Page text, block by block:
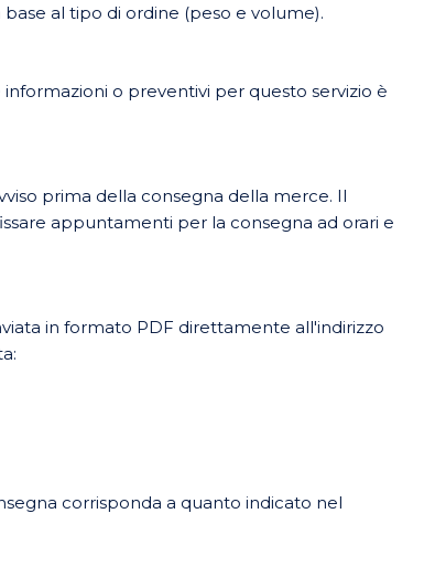
al tipo di ordine (peso e volume).
o preventivi per questo servizio è
prima della consegna della merce. Il
appuntamenti per la consegna ad orari e
in formato PDF direttamente all'indirizzo
corrisponda a quanto indicato nel